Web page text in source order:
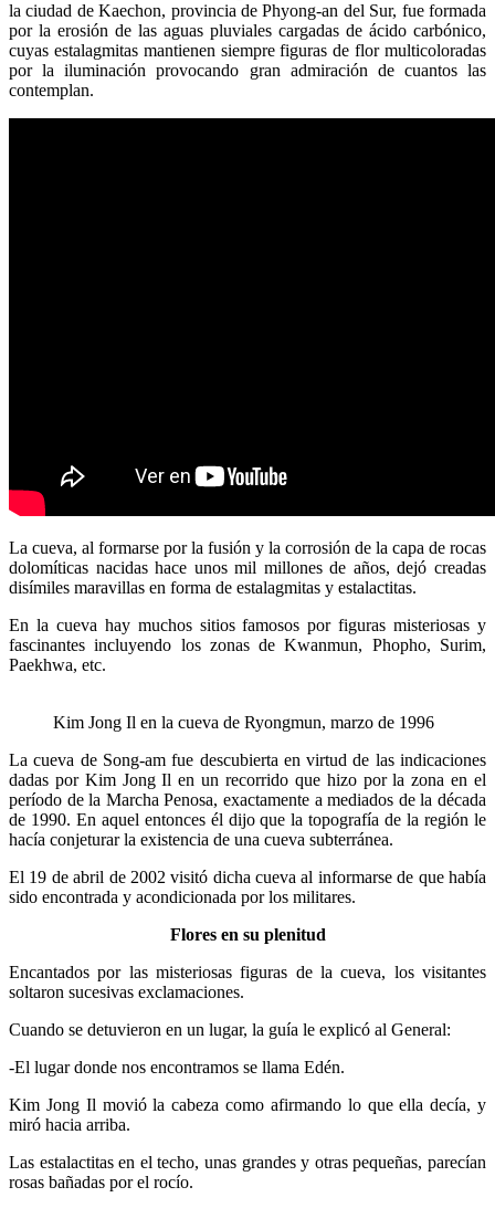
la ciudad de Kaechon, provincia de Phyong-an del Sur, fue formada
por la erosión de las aguas pluviales cargadas de ácido carbónico,
cuyas estalagmitas mantienen siempre figuras de flor multicoloradas
por la iluminación provocando gran admiración de cuantos las
contemplan.
La cueva, al formarse por la fusión y la corrosión de la capa de rocas
dolomíticas nacidas hace unos mil millones de años, dejó creadas
disímiles maravillas en forma de estalagmitas y estalactitas.
En la cueva hay muchos sitios famosos por figuras misteriosas y
fascinantes incluyendo los zonas de Kwanmun, Phopho, Surim,
Paekhwa, etc.
Kim Jong Il en la cueva de Ryongmun, marzo de 1996
La cueva de Song-am fue descubierta en virtud de las indicaciones
dadas por Kim Jong Il en un recorrido que hizo por la zona en el
período de la Marcha Penosa, exactamente a mediados de la década
de 1990. En aquel entonces él dijo que la topografía de la región le
hacía conjeturar la existencia de una cueva subterránea.
El 19 de abril de 2002 visitó dicha cueva al informarse de que había
sido encontrada y acondicionada por los militares.
Flores en su plenitud
Encantados por las misteriosas figuras de la cueva, los visitantes
soltaron sucesivas exclamaciones.
Cuando se detuvieron en un lugar, la guía le explicó al General:
-El lugar donde nos encontramos se llama Edén.
Kim Jong Il movió la cabeza como afirmando lo que ella decía, y
miró hacia arriba.
Las estalactitas en el techo, unas grandes y otras pequeñas, parecían
rosas bañadas por el rocío.